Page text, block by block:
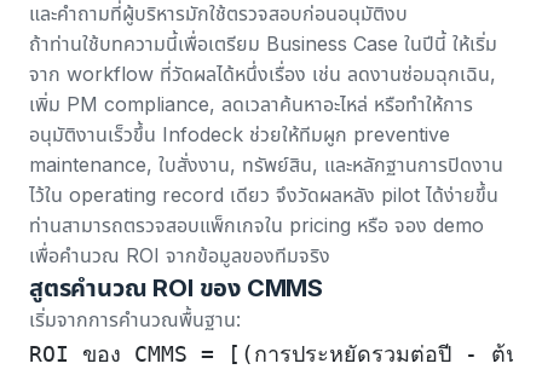
และคำถามที่ผู้บริหารมักใช้ตรวจสอบก่อนอนุมัติงบ
ถ้าท่านใช้บทความนี้เพื่อเตรียม Business Case ในปีนี้ ให้เริ่ม
จาก workflow ที่วัดผลได้หนึ่งเรื่อง เช่น ลดงานซ่อมฉุกเฉิน,
เพิ่ม PM compliance, ลดเวลาค้นหาอะไหล่ หรือทำให้การ
อนุมัติงานเร็วขึ้น Infodeck ช่วยให้ทีมผูก preventive
maintenance, ใบสั่งงาน, ทรัพย์สิน, และหลักฐานการปิดงาน
ไว้ใน operating record เดียว จึงวัดผลหลัง pilot ได้ง่ายขึ้น
ท่านสามารถตรวจสอบแพ็กเกจใน pricing หรือ จอง demo
เพื่อคำนวณ ROI จากข้อมูลของทีมจริง
สูตรคำนวณ ROI ของ CMMS
เริ่มจากการคำนวณพื้นฐาน:
ROI ของ CMMS = [(การประหยัดรวมต่อปี - ต้น